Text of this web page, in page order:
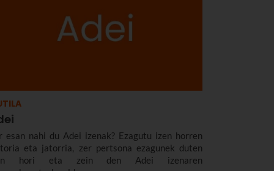
esan nahi du Adei izenak? Ezagutu izen horren
eta jatorria, zer pertsona ezagunek duten
hori eta zein den Adei izenaren